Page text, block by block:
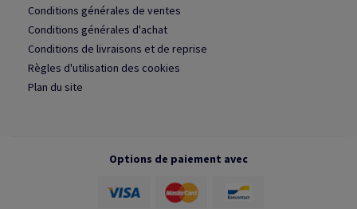
Conditions générales de ventes
Conditions générales d'achat
Conditions de livraisons et de reprise
Règles d'utilisation des cookies
Plan du site
Options de paiement avec